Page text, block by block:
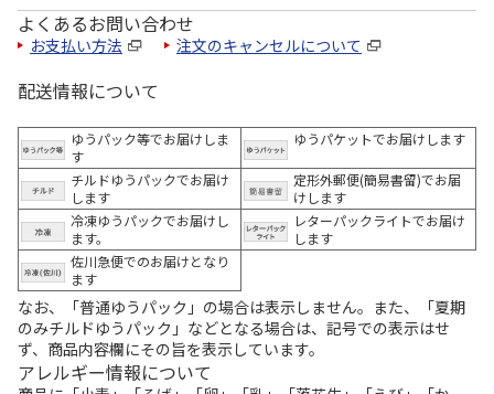
よくあるお問い合わせ
お支払い方法 注文のキャンセルについて
配送情報について
ゆうパック等でお届けしま
す
ゆうパケットでお届けします
チルドゆうパックでお届け
します
定形外郵便(簡易書留)でお届
けします
冷凍ゆうパックでお届けし
ます。
レターパックライトでお届け
します
佐川急便でのお届けとなり
ます
なお、「普通ゆうパック」の場合は表示しません。また、「夏期
のみチルドゆうパック」などとなる場合は、記号での表示はせ
ず、商品内容欄にその旨を表示しています。
アレルギー情報について